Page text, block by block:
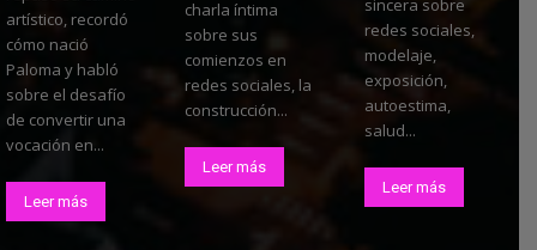
artístico, recordó
cómo nació
Paloma y habló
sobre el desafío
de convertir una
vocación en...
Leer más
charla íntima
sobre sus
comienzos en
redes sociales, la
construcción...
Leer más
sincera sobre
redes sociales,
modelaje,
exposición,
autoestima,
salud...
Leer más